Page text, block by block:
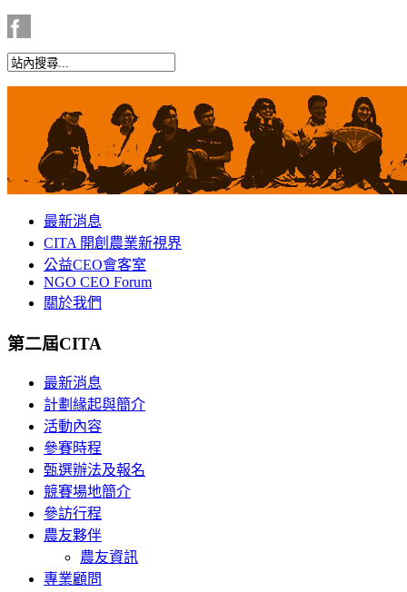
最新消息
CITA 開創農業新視界
公益CEO會客室
NGO CEO Forum
關於我們
第二屆CITA
最新消息
計劃緣起與簡介
活動內容
參賽時程
甄選辦法及報名
競賽場地簡介
參訪行程
農友夥伴
農友資訊
專業顧問